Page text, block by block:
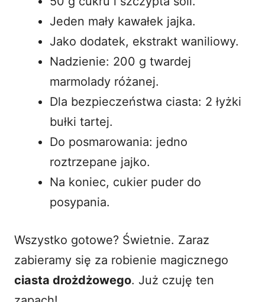
Jeden mały kawałek jajka.
Jako dodatek, ekstrakt waniliowy.
Nadzienie: 200 g twardej
marmolady różanej.
Dla bezpieczeństwa ciasta: 2 łyżki
bułki tartej.
Do posmarowania: jedno
roztrzepane jajko.
Na koniec, cukier puder do
posypania.
Wszystko gotowe? Świetnie. Zaraz
zabieramy się za robienie magicznego
ciasta drożdżowego. Już czuję ten